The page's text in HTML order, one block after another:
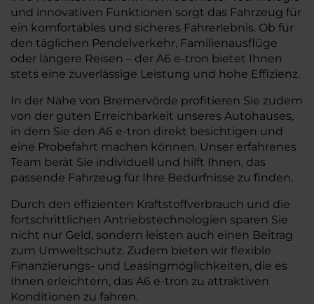
und innovativen Funktionen sorgt das Fahrzeug für
ein komfortables und sicheres Fahrerlebnis. Ob für
den täglichen Pendelverkehr, Familienausflüge
oder längere Reisen – der A6 e-tron bietet Ihnen
stets eine zuverlässige Leistung und hohe Effizienz.
In der Nähe von Bremervörde profitieren Sie zudem
von der guten Erreichbarkeit unseres Autohauses,
in dem Sie den A6 e-tron direkt besichtigen und
eine Probefahrt machen können. Unser erfahrenes
Team berät Sie individuell und hilft Ihnen, das
passende Fahrzeug für Ihre Bedürfnisse zu finden.
Durch den effizienten Kraftstoffverbrauch und die
fortschrittlichen Antriebstechnologien sparen Sie
nicht nur Geld, sondern leisten auch einen Beitrag
zum Umweltschutz. Zudem bieten wir flexible
Finanzierungs- und Leasingmöglichkeiten, die es
Ihnen erleichtern, das A6 e-tron zu attraktiven
Konditionen zu fahren.